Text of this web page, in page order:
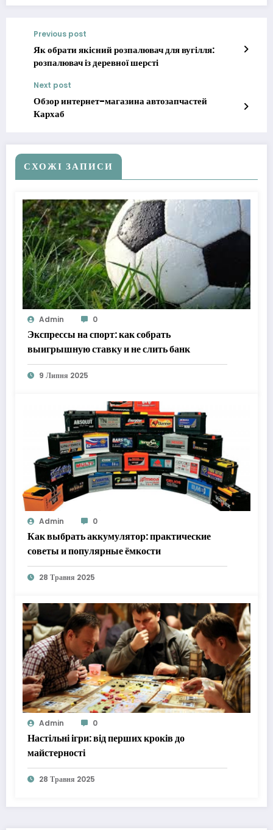
Previous post
Як обрати якісний розпалювач для вугілля:
розпалювач із деревної шерсті
Next post
Обзор интернет-магазина автозапчастей
Кархаб
СХОЖІ ЗАПИСИ
Admin 0
Экспрессы на спорт: как собрать
выигрышную ставку и не слить банк
9 Липня 2025
Admin 0
Как выбрать аккумулятор: практические
советы и популярные ёмкости
28 Травня 2025
Admin 0
Настільні ігри: від перших кроків до
майстерності
28 Травня 2025